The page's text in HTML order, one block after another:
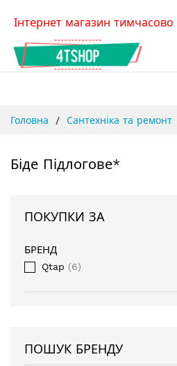
Skip
Content
Інтернет магазин
Головна Сантехніка та ремонт
Біде Підлогове*
ПОКУПКИ ЗА
БРЕНД
Qtap 6
ПОШУК БРЕНДУ